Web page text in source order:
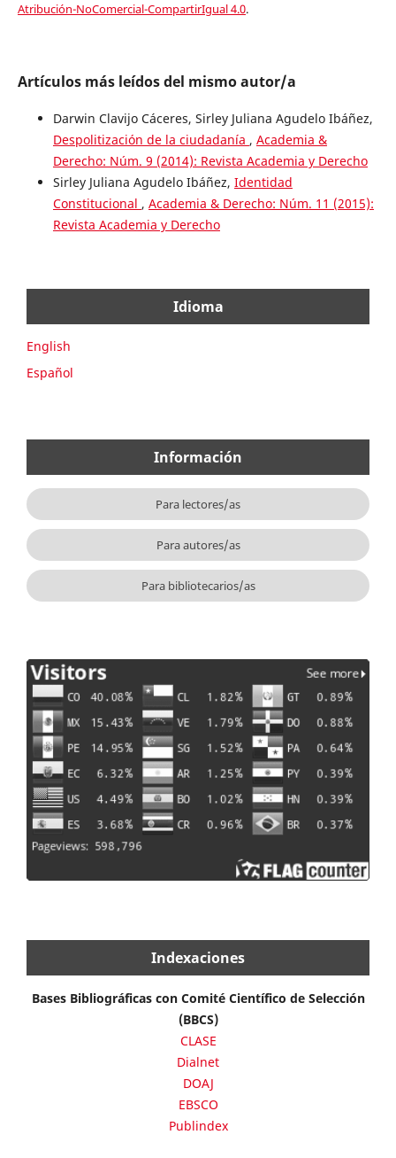
Atribución-NoComercial-CompartirIgual 4.0.
Artículos más leídos del mismo autor/a
Darwin Clavijo Cáceres, Sirley Juliana Agudelo Ibáñez,
Despolitización de la ciudadanía , Academia &
Derecho: Núm. 9 (2014): Revista Academia y Derecho
Sirley Juliana Agudelo Ibáñez, Identidad
Constitucional , Academia & Derecho: Núm. 11 (2015):
Revista Academia y Derecho
Idioma
English
Español
Información
Para lectores/as
Para autores/as
Para bibliotecarios/as
Indexaciones
Bases Bibliográficas con Comité Científico de Selección
(BBCS)
CLASE
Dialnet
DOAJ
EBSCO
Publindex